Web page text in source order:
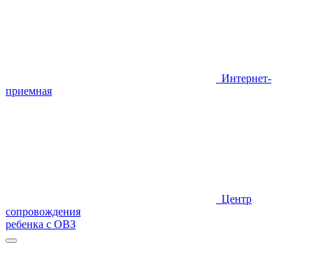
Интернет-
приемная
Центр
сопровождения
ребенка с ОВЗ